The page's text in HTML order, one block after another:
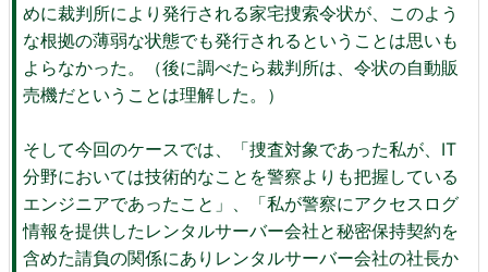
めに裁判所により発行される家宅捜索令状が、このよう
な根拠の薄弱な状態でも発行されるということは思いも
よらなかった。（後に調べたら裁判所は、令状の自動販
売機だということは理解した。）
そして今回のケースでは、「捜査対象であった私が、IT
分野においては技術的なことを警察よりも把握している
エンジニアであったこと」、「私が警察にアクセスログ
情報を提供したレンタルサーバー会社と秘密保持契約を
含めた請負の関係にありレンタルサーバー会社の社長か